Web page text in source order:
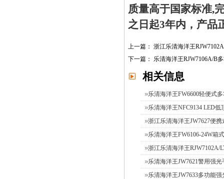
质量高于国家标准,
之日起3年内，产品
上一篇： 浙江乐清海洋王
下一篇：
乐清海洋王RJW7106A/B
相关信息
乐清海洋王FW6600轻便式
乐清海洋王NFC9134 LED低
浙江乐清海洋王JW7627便
乐清海洋王FW6106-24W箱
浙江乐清海洋王RJW7102A/
乐清海洋王JW7621警用强
乐清海洋王JW7633多功能